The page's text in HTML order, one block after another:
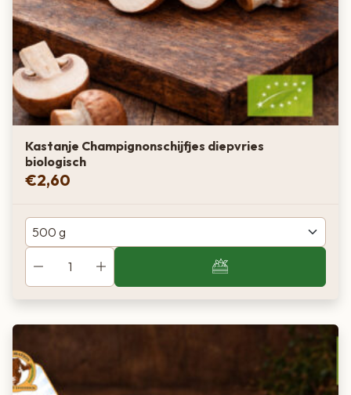
Kastanje Champignonschijfjes diepvries
biologisch
€2,60